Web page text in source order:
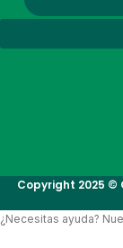
Copyright 2025 ©
¿Necesitas ayuda?